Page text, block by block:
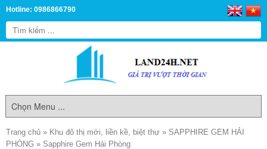
Hotline: 0986866790
Trang chủ » Khu đô thị mới, liền kề, biệt thự » SAPPHIRE GEM HẢI
PHÒNG » Sapphire Gem Hải Phòng